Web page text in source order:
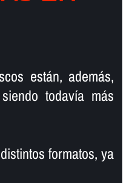
están, además,
todaví­a más
formatos, ya